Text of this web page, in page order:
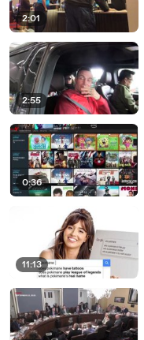
2:01
2:55
0:36
11:13